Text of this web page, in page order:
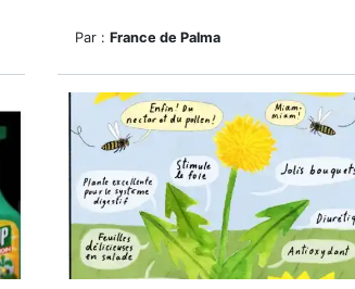
Par : France de Palma